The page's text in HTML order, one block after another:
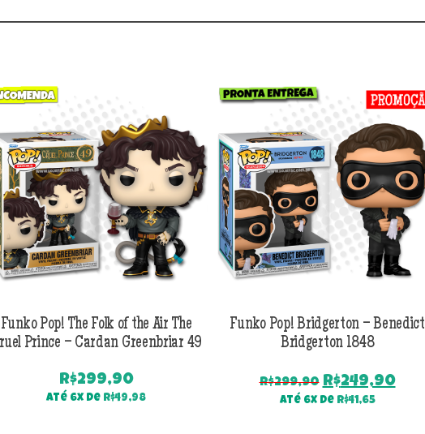
Funko Pop! The Folk of the Air The
Prince – Cardan Greenbriar 49
R$299,90
Até 6x de R$49,98
Funko Pop! Bridgerton – Benedict
Bridgerton 1848
R$299,90 O
preço
R$249,90O
Até 6x de R$41,65